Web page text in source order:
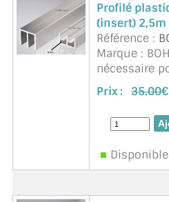
Profilé
(insert)
Référence :
Marque :
nécessaire
Durus de
verre).
verre 4 mm.
petits et
Prix : 35.00€